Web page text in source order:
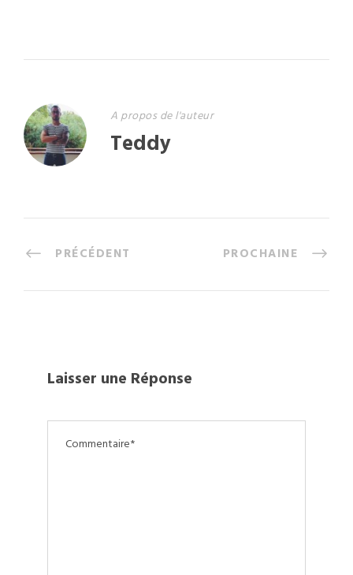
A propos de l'auteur
Teddy
PRÉCÉDENT PROCHAINE
Laisser une Réponse